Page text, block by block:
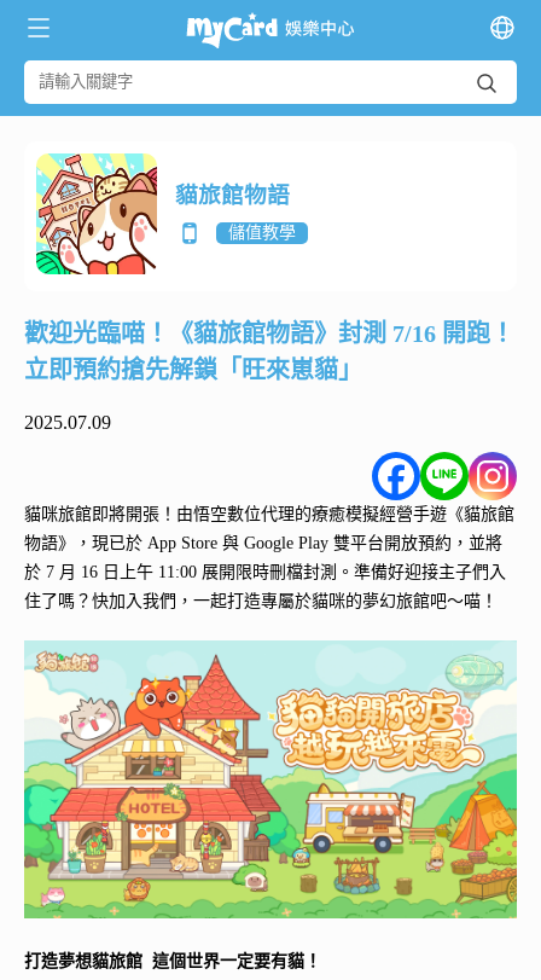
貓旅館物語
儲值教學
歡迎光臨喵！《貓旅館物語》封測 7/16 開跑！
立即預約搶先解鎖「旺來崽貓」
2025.07.09
貓咪旅館即將開張！由悟空數位代理的療癒模擬經營手遊《貓旅館
物語》，現已於 App Store 與 Google Play 雙平台開放預約，並將
於 7 月 16 日上午 11:00 展開限時刪檔封測。準備好迎接主子們入
住了嗎？快加入我們，一起打造專屬於貓咪的夢幻旅館吧～喵！
打造夢想貓旅館 這個世界一定要有貓！